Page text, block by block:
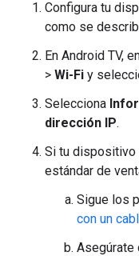
Configura tu
como se
En Android TV,
> Wi-Fi y
Selecciona
dirección IP.
Si tu dispositivo
estándar de
Sigue los
con un
Asegúrate